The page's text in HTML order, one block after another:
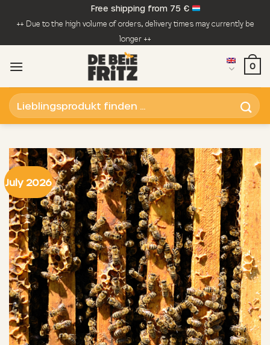
Free shipping from 75 €
++ Due to the high volume of orders, delivery times may currently be
longer ++
0
Search
for:
July 2026